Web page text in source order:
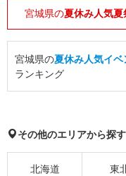
宮城県の夏休み人気夏
宮城県の夏休み人気イベ
ランキング
その他のエリアから探す
北海道 東